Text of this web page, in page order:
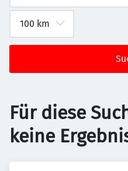
Für diese
keine